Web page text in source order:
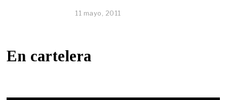
11 mayo, 2011
En cartelera